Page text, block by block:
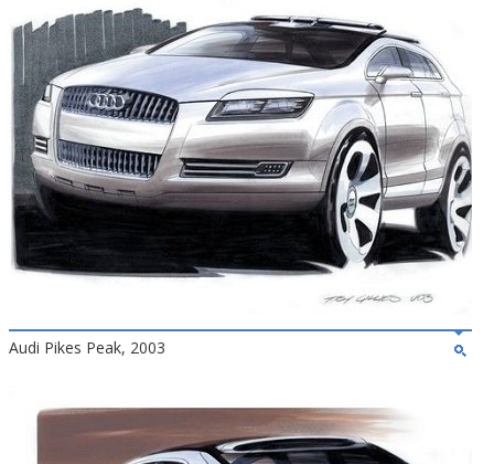
Audi Pikes Peak, 2003